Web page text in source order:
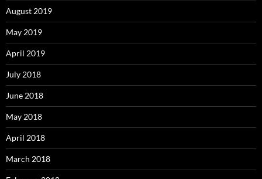
August 2019
May 2019
April 2019
July 2018
June 2018
May 2018
April 2018
March 2018